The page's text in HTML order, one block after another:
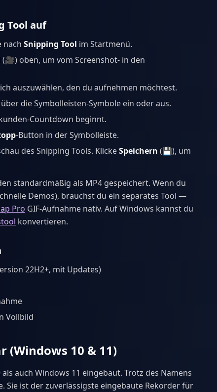
Tool auf
nach Snipping Tool im Startmenü.
(🎥) oben, um vom Screenshot- in den
auszuwählen, den du aufnehmen möchtest.
über die Symbolleisten-Symbole ein oder aus.
Countdown beginnt.
-Button in der Symbolleiste.
des Snipping Tools. KlickeSpeichern (💾), um
standardmäßig als MP4 gespeichert. Wenn du
Demos), brauchst du ein separates Tool —
Pro GIF-Aufnahme nativ. Auf Windows kannst du
konvertieren.
22H2+, mit Updates)
Vollbild
(Windows 10 & 11)
auch Windows 11 eingebaut. Trotz des Namens
Sie ist der zuverlässigste eingebaute Rekorder für